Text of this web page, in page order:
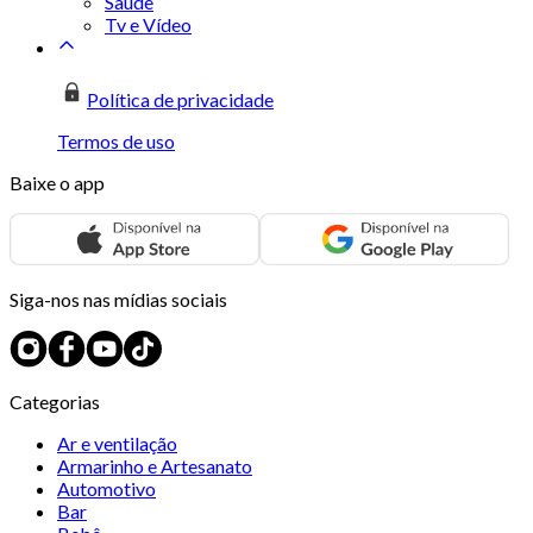
Tv e Vídeo
Política de privacidade
Termos de uso
Baixe o app
Siga-nos nas mídias sociais
Categorias
Ar e ventilação
Armarinho e Artesanato
Automotivo
Bar